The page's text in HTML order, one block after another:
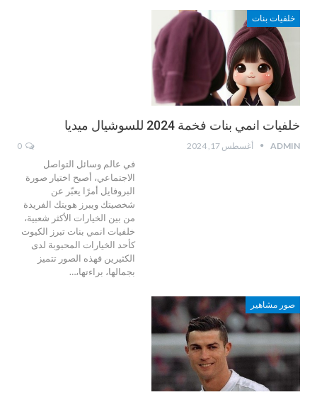
خلفيات بنات
خلفيات انمي بنات فخمة 2024 للسوشيال ميديا
ADMIN أغسطس 17, 2024
في عالم وسائل التواصل
الاجتماعي، أصبح اختيار صورة
البروفايل أمرًا يعبّر عن
شخصيتك ويبرز هويتك الفريدة
من بين الخيارات الأكثر شعبية،
خلفيات انمي بنات تبرز الكيوت
كأحد الخيارات المحبوبة لدى
الكثيرين فهذه الصور تتميز
بجمالها، براءتها،…
صور مشاهير